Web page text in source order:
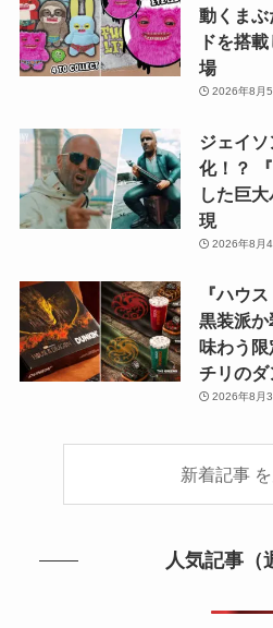
動くま
ドを搭
場
2026年8月5
ジェイ
化！？
した巨
現
2026年8月4
『ハウ
黒装派
味わう
チリの
2026年8月3
新着記事
人気記事（